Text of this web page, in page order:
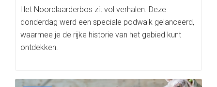
Het Noordlaarderbos zit vol verhalen. Deze
donderdag werd een speciale podwalk gelanceerd,
waarmee je de rijke historie van het gebied kunt
ontdekken.